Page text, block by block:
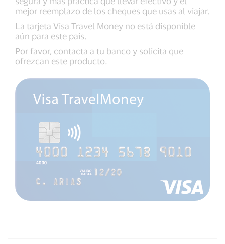
mejor reemplazo de los cheques que usas al viajar.
La tarjeta Visa Travel Money no está disponible
aún para este país.
Por favor, contacta a tu banco y solicita que
ofrezcan este producto.